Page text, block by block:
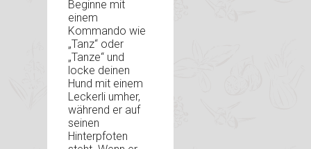
Beginne mit
einem
Kommando wie
„Tanz“ oder
„Tanze“ und
locke deinen
Hund mit einem
Leckerli umher,
während er auf
seinen
Hinterpfoten